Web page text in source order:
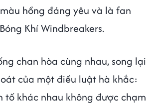
hồng đáng yêu và là fan
Khí Windbreakers.
chan hòa cùng nhau, song lại
của một điều luật hà khắc:
tố khác nhau không được chạm